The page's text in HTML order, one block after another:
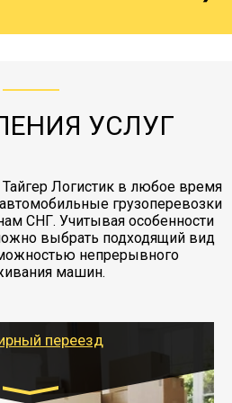
картонными
стрейч пленкой.
0.15 от стоимости
по услугам страховки
в пункте получателя.
УСЛУГ
Тайгер Логистик в любое время
грузоперевозки
СНГ. Учитывая особенности
выбрать подходящий вид
непрерывного
машин.
переезд